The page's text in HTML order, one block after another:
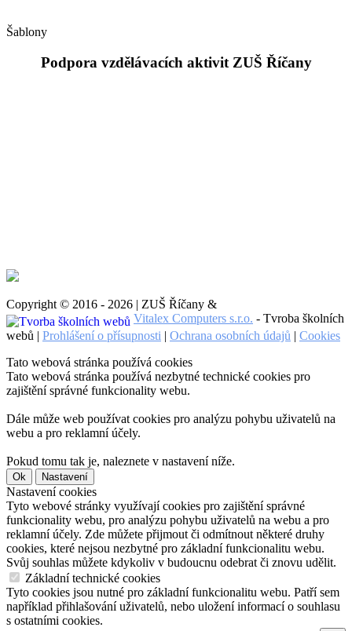
Šablony
Podpora vzdělávacích aktivit ZUŠ Říčany
Copyright © 2016 - 2026 | ZUŠ Říčany &
Vitalex Computers s.r.o. - Tvroba školních
webů | Prohlášení o přísupnosti | Ochrana osobních údajů | Cookies
Tato webová stránka používá cookies
Tato webová stránka používá nezbytné technické cookies pro
zajištění správné funkcionality webu.
Dále může web používat cookies pro analýzu pohybu uživatelů na
webu a pro reklamní účely.
Pokud tomu tak je, naleznete v nastavení níže.
Ok Nastavení
Nastavení cookies
Tyto webové stránky využívají cookies pro zajištění správné
funkcionality webu, pro analýzu pohybu uživatelů na webu a pro
reklamní účely. Zde můžete přijmout či odmítnout některé druhy
cookies, které nejsou nezbytné pro základní funkcionalitu webu.
Svůj souhlas můžete kdykoliv v budoucnu odebrat či znovu udělit.
Základní technické cookies
Tyto cookies jsou nutné pro základní funkcionalitu webu. Patří sem
například přihlašování uživatelů, nebo uložení informací o souhlasu
s ostatními cookies.